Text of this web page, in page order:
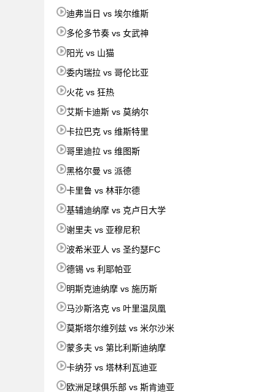
迪弗当日 vs 埃尔维斯
多伦多节奏 vs 女武神
阳光 vs 山猫
委内瑞拉 vs 哥伦比亚
火花 vs 狂热
艾斯卡迪斯 vs 莫纳尔
卡拉巴克 vs 维斯特里
哥里迪拉 vs 维图斯
黑格尔曼 vs 派德
卡里鲁 vs 林菲尔德
基辅迪纳摩 vs 克卢日大学
谢里夫 vs 亚穆尼积
波希米亚人 vs 圣约瑟FC
德锡 vs 利耶帕亚
明斯克迪纳摩 vs 施历斯
马沙斯洛克 vs 叶里温凤凰
莫斯塔尔维列兹 vs 米尔沙米
蒙多夫 vs 第比利斯迪纳摩
卡纳芬 vs 塔林利瓦迪亚
欧洲足球俱乐部 vs 斯肯迪亚